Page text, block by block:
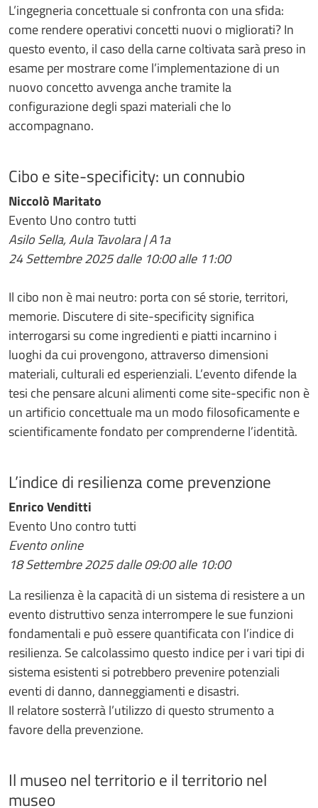
L’ingegneria concettuale si confronta con una sfida:
come rendere operativi concetti nuovi o migliorati? In
questo evento, il caso della carne coltivata sarà preso in
esame per mostrare come l’implementazione di un
nuovo concetto avvenga anche tramite la
configurazione degli spazi materiali che lo
accompagnano.
Cibo e site-specificity: un connubio
Niccolò Maritato
Evento Uno contro tutti
Asilo Sella, Aula Tavolara | A1a
24 Settembre 2025 dalle 10:00 alle 11:00
Il cibo non è mai neutro: porta con sé storie, territori,
memorie. Discutere di site-specificity significa
interrogarsi su come ingredienti e piatti incarnino i
luoghi da cui provengono, attraverso dimensioni
materiali, culturali ed esperienziali. L’evento difende la
tesi che pensare alcuni alimenti come site-specific non è
un artificio concettuale ma un modo filosoficamente e
scientificamente fondato per comprenderne l’identità.
L’indice di resilienza come prevenzione
Enrico Venditti
Evento Uno contro tutti
Evento online
18 Settembre 2025 dalle 09:00 alle 10:00
La resilienza è la capacità di un sistema di resistere a un
evento distruttivo senza interrompere le sue funzioni
fondamentali e può essere quantificata con l’indice di
resilienza. Se calcolassimo questo indice per i vari tipi di
sistema esistenti si potrebbero prevenire potenziali
eventi di danno, danneggiamenti e disastri.
Il relatore sosterrà l’utilizzo di questo strumento a
favore della prevenzione.
Il museo nel territorio e il territorio nel
museo